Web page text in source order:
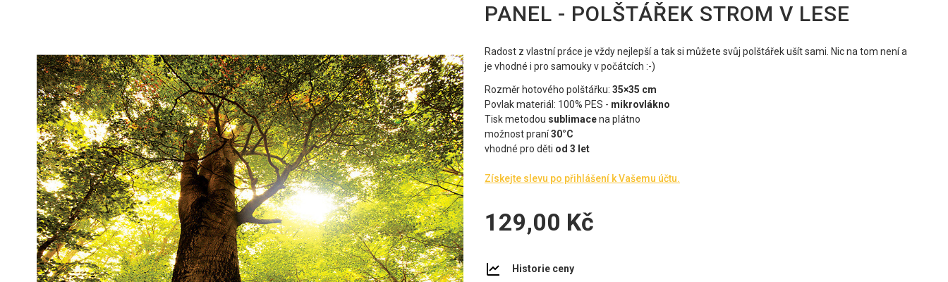
PANEL - POLŠTÁŘEK STROM V LESE
Radost z vlastní práce je vždy nejlepší a tak si můžete svůj polštářek ušít sami. Nic na tom není a
je vhodné i pro samouky v počátcích :-)
Rozměr hotového polštářku: 35×35 cm
Povlak materiál: 100% PES - mikrovlákno
Tisk metodou sublimacena plátno
možnost praní30°C
vhodné pro děti od 3 let
Získejte slevu po přihlášení k Vašemu účtu.
129,00 Kč
Historie ceny